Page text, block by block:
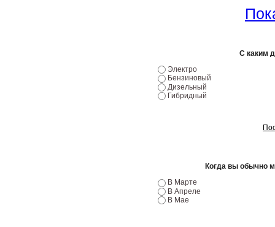
С каким
Электро
Бензиновый
Дизельный
Гибридный
Когда вы обычно
В Марте
В Апреле
В Мае